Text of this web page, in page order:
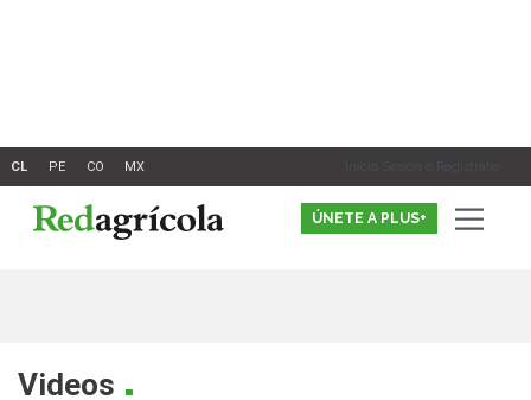
Inicia Sesión o Registrate
ÚNETE A PLUS+
Videos .